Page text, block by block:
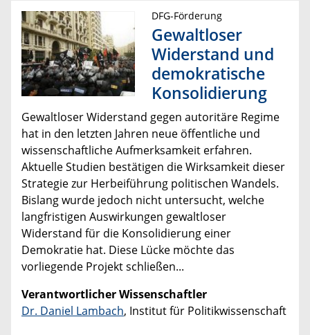
DFG-Förderung
Gewaltloser
Widerstand und
demokratische
Konsolidierung
Gewaltloser Widerstand gegen autoritäre Regime
hat in den letzten Jahren neue öffentliche und
wissenschaftliche Aufmerksamkeit erfahren.
Aktuelle Studien bestätigen die Wirksamkeit dieser
Strategie zur Herbeiführung politischen Wandels.
Bislang wurde jedoch nicht untersucht, welche
langfristigen Auswirkungen gewaltloser
Widerstand für die Konsolidierung einer
Demokratie hat. Diese Lücke möchte das
vorliegende Projekt schließen...
Verantwortlicher Wissenschaftler
Dr. Daniel Lambach, Institut für Politikwissenschaft